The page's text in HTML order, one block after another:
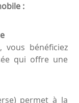
:
vous bénéficiez
qui offre une
permet à la